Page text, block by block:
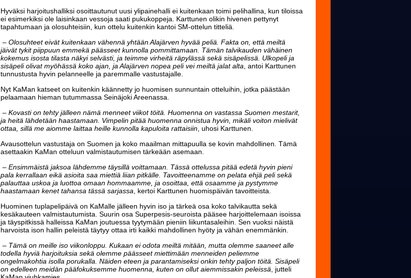
Hyväksi harjoitushalliksi osoittautunut uusi ylipainehalli ei kuitenkaan toimi pelihallina, kun tiloissa
ei esimerkiksi ole laisinkaan vessoja saati pukukoppeja. Karttunen olikin hivenen pettynyt
tapahtumaan ja olosuhteisiin, kun ottelu kuitenkin kantoi SM-ottelun titteliä.
– Olosuhteet eivät kuitenkaan vähennä yhtään Alajärven hyvää peliä. Fakta on, että meiltä
jäivät tykit piippuun emmekä päässeet kunnolla pommittamaan. Tämän talvikauden vähäinen
kokemus isosta tilasta näkyi selvästi, ja teimme virheitä räpylässä sekä sisäpelissä. Ulkopeli ja
sisäpeli olivat myöhässä koko ajan, ja Alajärven nopea peli vei meiltä jalat alta , antoi Karttunen
tunnustusta hyvin pelanneelle ja paremmalle vastustajalle.
Nyt KaMan katseet on kuitenkin käännetty jo huomisen sunnuntain otteluihin, jotka päästään
pelaamaan hieman tutummassa Seinäjoki Areenassa.
– Kovasti on tehty jälleen nämä menneet viikot töitä. Huomenna on vastassa Suomen mestarit,
ja heitä lähdetään haastamaan. Vimpelin pitää huomenna onnistua hyvin, mikäli voiton mielivät
ottaa, sillä me aiomme laittaa heille kunnolla kapuloita rattaisiin , uhosi Karttunen.
Avausottelun vastustaja on Suomen ja koko maailman mittapuulla se kovin mahdollinen. Tämä
asettaakin KaMan otteluun valmistautumisen tärkeään asemaan.
– Ensimmäistä jaksoa lähdemme täysillä voittamaan. Tässä ottelussa pitää edetä hyvin pieni
pala kerrallaan eikä asioita saa miettiä liian pitkälle. Tavoitteenamme on pelata ehjä peli sekä
palauttaa uskoa ja luottoa omaan hommaamme, ja osoittaa, että osaamme ja pystymme
haastamaan kenet tahansa tässä sarjassa , kertoi Karttunen huomispäivän tavoitteista.
Huominen tuplapelipäivä on KaMalle jälleen hyvin iso ja tärkeä osa koko talvikautta sekä
kesäkauteen valmistautumista. Suurin osa Superpesis-seuroista pääsee harjoittelemaan isoissa
ja täyspitkissä halleissa KaMan joutuessa tyytymään pieniin liikuntasaleihin. Sen vuoksi näistä
harvoista ison hallin peleistä täytyy ottaa irti kaikki mahdollinen hyöty ja vähän enemmänkin.
– Tämä on meille iso viikonloppu. Kukaan ei odota meiltä mitään, mutta olemme saaneet alle
todella hyviä harjoituksia sekä olemme päässeet miettimään menneiden peliemme
ongelmakohtia isolla porukalla. Näiden eteen ja parantamiseksi onkin tehty paljon töitä. Sisäpeli
on edelleen meidän pääfokuksemme huomenna, kuten on ollut aiemmissakin peleissä , jutteli